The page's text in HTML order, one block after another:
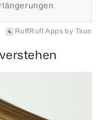
RuffRuff Apps by Tsun